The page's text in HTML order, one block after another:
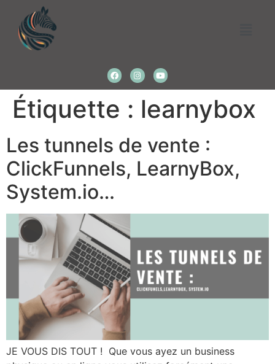
Étiquette : learnybox
Les tunnels de vente :
ClickFunnels, LearnyBox,
System.io…
JE VOUS DIS TOUT ! Que vous ayez un business